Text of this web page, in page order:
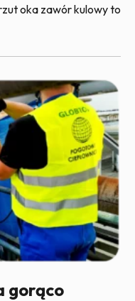
oka zawór kulowy to
gorąco